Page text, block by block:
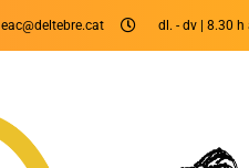
eac@deltebre.cat dl. - dv | 8.30 h